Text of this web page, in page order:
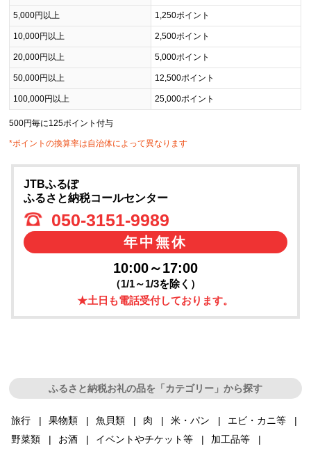
5,000円以上 1,250ポイント
10,000円以上 2,500ポイント
20,000円以上 5,000ポイント
50,000円以上 12,500ポイント
100,000円以上 25,000ポイント
500円毎に125ポイント付与
*ポイントの換算率は自治体によって異なります
JTBふるぽ
ふるさと納税コールセンター
050-3151-9989
年中無休
10:00～17:00
（1/1～1/3を除く）
★土日も電話受付しております。
ふるさと納税お礼の品を「カテゴリー」から探す
旅行 果物類 魚貝類 肉 米・パン
エビ・カニ等
野菜類
お酒 イベントやチケット等
加工品等